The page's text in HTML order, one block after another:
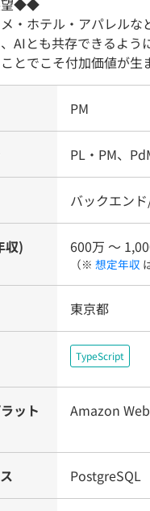
望◆◆
・ホテル・アパレル
AIとも共存できるよう
とでこそ付加価値が生
PM
PL・PM、
バックエン
収) 600万 〜
（※ 想定年収
東京都
TypeScript
ット
Amazon
PostgreSQL